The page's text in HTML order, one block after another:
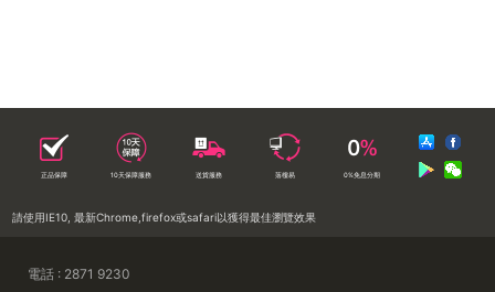
正品保障 10天保障服務 送貨服務 落樓易 0%免息分期
請使用IE10, 最新Chrome,firefox或safari以獲得最佳瀏覽效果
電話 : 2871 9230